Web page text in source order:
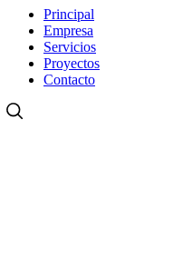
Principal
Empresa
Servicios
Proyectos
Contacto